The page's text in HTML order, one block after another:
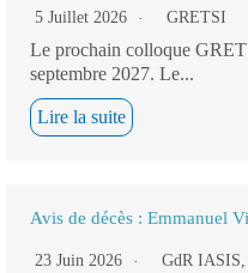
5 Juillet 2026 GRETSI
Le prochain colloque
septembre 2027. Le...
Lire la suite
Avis de décès : Emmanuel
23 Juin 2026 GdR IASIS,